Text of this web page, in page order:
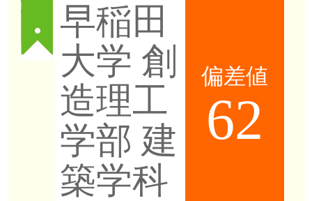
早稲田
大学 創
造理工
学部 建
築学科
偏差値
62